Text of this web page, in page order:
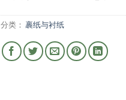
分类： 裹纸与衬纸